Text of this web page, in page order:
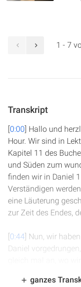
1 - 7
Transkript
[0:00] Hallo und
Hour. Wir sind in
Kapitel 11 des
und Süden zum
finden wir in Daniel
Verständigen
eine Läuterung
zur Zeit des Endes,
[0:44] Nun, wir
Daniel
Daniel gehen.
ganzes